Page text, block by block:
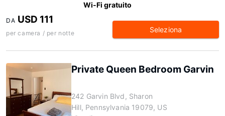
Wi-Fi gratuito
DA USD 111
per camera / per notte Seleziona
Private Queen Bedroom Garvin
242 Garvin Blvd, Sharon
Hill, Pennsylvania 19079, US